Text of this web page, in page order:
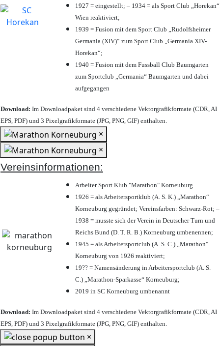
1927 = eingestellt; – 1934 = als Sport Club „Horekan“
Wien reaktiviert;
1939 = Fusion mit dem Sport Club „Rudolfsheimer
Germania (XIV)“ zum Sport Club „Germania XIV-
Horekan“;
1940 = Fusion mit dem Fussball Club Baumgarten
zum Sportclub „Germania“ Baumgarten und dabei
aufgegangen
Download: Im Downloadpaket sind 4 verschiedene Vektorgrafikformate (CDR, AI
EPS, PDF) und 3 Pixelgrafikformate (JPG, PNG, GIF) enthalten.
×
×
Vereinsinformationen:
Arbeiter Sport Klub "Marathon" Korneuburg
1926 = als Arbeitersportklub (A. S. K.) „Marathon“
Korneuburg gegründet; Vereinsfarben: Schwarz-Rot; –
1938 = musste sich der Verein in Deutscher Turn und
Reichs Bund (D. T. R. B.) Korneuburg umbenennen;
1945 = als Arbeitersportclub (A. S. C.) „Marathon“
Korneuburg von 1926 reaktiviert;
19?? = Namensänderung in Arbeitersportclub (A. S.
C.) „Marathon-Sparkasse“ Korneuburg;
2019 in SC Korneuburg umbenannt
Download: Im Downloadpaket sind 4 verschiedene Vektorgrafikformate (CDR, AI
EPS, PDF) und 3 Pixelgrafikformate (JPG, PNG, GIF) enthalten.
×